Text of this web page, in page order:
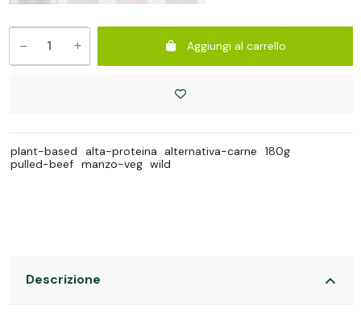
Aggiungi al carrello
plant-based alta-proteina alternativa-carne
180g
pulled-beef manzo-veg wild
Descrizione